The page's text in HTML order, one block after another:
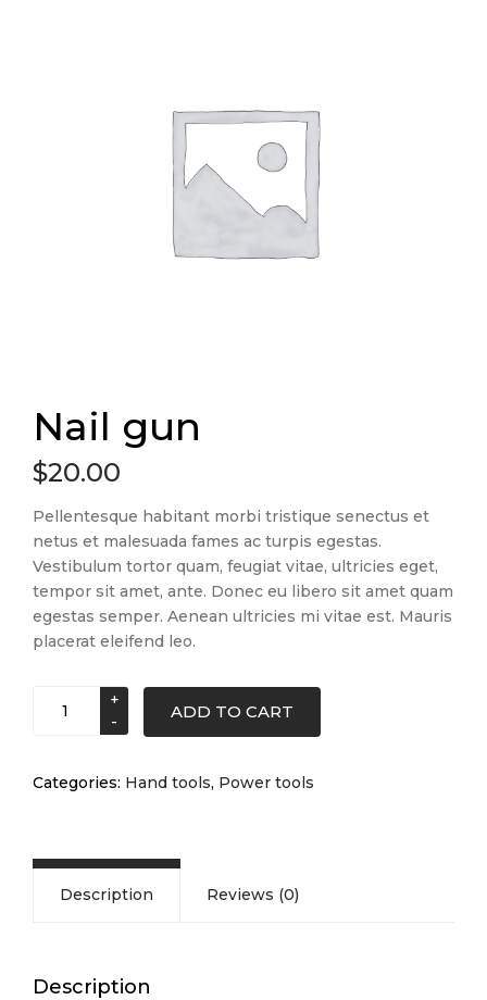
Nail gun
$20.00
Pellentesque habitant morbi tristique senectus et
netus et malesuada fames ac turpis egestas.
Vestibulum tortor quam, feugiat vitae, ultricies eget,
tempor sit amet, ante. Donec eu libero sit amet quam
egestas semper. Aenean ultricies mi vitae est. Mauris
placerat eleifend leo.
ADD TO CART
Categories: Hand tools, Power tools
Description Reviews (0)
Description